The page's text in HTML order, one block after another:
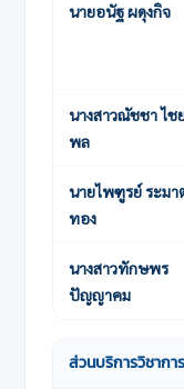
นายอนัฐ ผดุงกิจ
นางสาวณัชชา ไช
พล
นายไพฑูรย์ ระมา
ทอง
นางสาวทักษพร
ปัญญาคม
ส่วนบริการวิชาก